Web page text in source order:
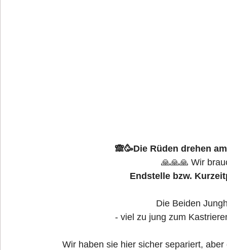
🙈🥳Die Rüden drehen
🙏🙏🙏 Wir
Endstelle bzw.
Die Beiden
- viel zu jung zum
Wir haben sie hier sicher separiert,